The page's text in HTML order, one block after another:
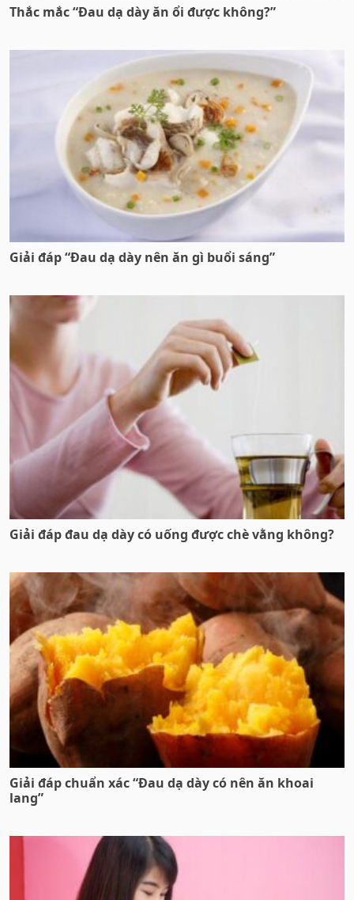
Thắc mắc “Đau dạ dày ăn ổi được không?”
Giải đáp “Đau dạ dày nên ăn gì buổi sáng”
Giải đáp đau dạ dày có uống được chè vằng không?
Giải đáp chuẩn xác “Đau dạ dày có nên ăn khoai
lang”